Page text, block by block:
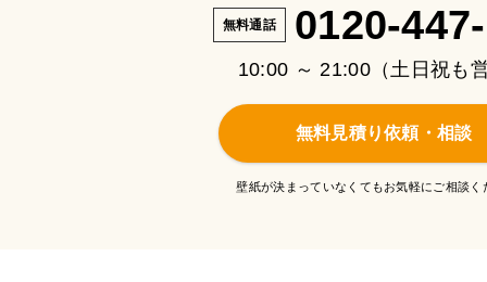
無料通話 0120-
10:00 ～ 21:00（土日祝も
無料見積り依頼・相談
壁紙が決まっていなくてもお気軽にご相談く